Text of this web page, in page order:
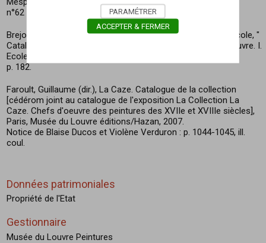
n°62 p.34
Brejon de Lavergnée Arnauld, Foucart Jacques, Reynaud Nicole, "
Catalogue sommaire illustré des peintures du musée du Louvre. I.
Ecoles flamande et hollandaise ", Paris, R.M.N., 1979.
p. 182.
Faroult, Guillaume (dir.), La Caze. Catalogue de la collection
[cédérom joint au catalogue de l'exposition La Collection La
Caze. Chefs d'oeuvre des peintures des XVIIe et XVIIIe siècles],
Paris, Musée du Louvre éditions/Hazan, 2007.
Notice de Blaise Ducos et Violène Verduron : p. 1044-1045, ill.
coul.
Données patrimoniales
Propriété de l'Etat
Gestionnaire
Musée du Louvre Peintures
PARAMÉTRER
ACCEPTER & FERMER